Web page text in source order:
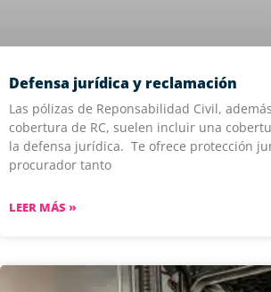
Defensa jurídica y reclamación
Las pólizas de Reponsabilidad Civil,
cobertura de RC, suelen incluir una
la defensa jurídica. Te ofrece protección
procurador tanto
LEER MÁS »